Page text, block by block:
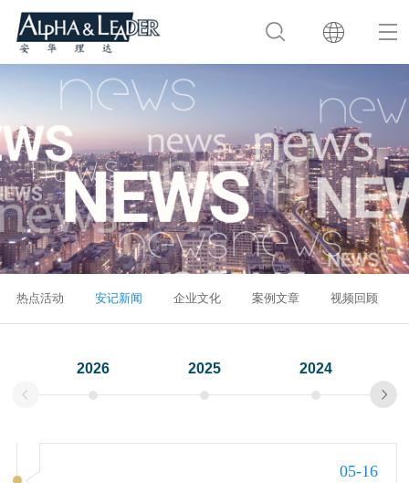
热点活动 安记新闻 企业文化 案例文章 视频回顾
2026 2025 2024
05-16